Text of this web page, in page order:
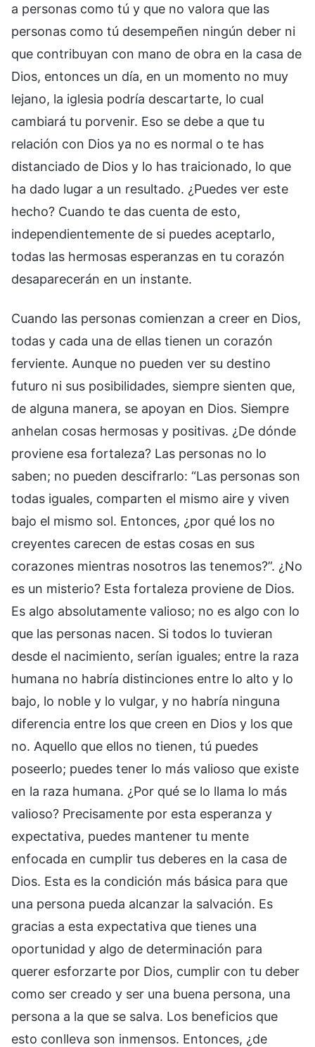
a personas como tú y que no valora que las
personas como tú desempeñen ningún deber ni
que contribuyan con mano de obra en la casa de
Dios, entonces un día, en un momento no muy
lejano, la iglesia podría descartarte, lo cual
cambiará tu porvenir. Eso se debe a que tu
relación con Dios ya no es normal o te has
distanciado de Dios y lo has traicionado, lo que
ha dado lugar a un resultado. ¿Puedes ver este
hecho? Cuando te das cuenta de esto,
independientemente de si puedes aceptarlo,
todas las hermosas esperanzas en tu corazón
desaparecerán en un instante.
Cuando las personas comienzan a creer en Dios,
todas y cada una de ellas tienen un corazón
ferviente. Aunque no pueden ver su destino
futuro ni sus posibilidades, siempre sienten que,
de alguna manera, se apoyan en Dios. Siempre
anhelan cosas hermosas y positivas. ¿De dónde
proviene esa fortaleza? Las personas no lo
saben; no pueden descifrarlo: “Las personas son
todas iguales, comparten el mismo aire y viven
bajo el mismo sol. Entonces, ¿por qué los no
creyentes carecen de estas cosas en sus
corazones mientras nosotros las tenemos?”. ¿No
es un misterio? Esta fortaleza proviene de Dios.
Es algo absolutamente valioso; no es algo con lo
que las personas nacen. Si todos lo tuvieran
desde el nacimiento, serían iguales; entre la raza
humana no habría distinciones entre lo alto y lo
bajo, lo noble y lo vulgar, y no habría ninguna
diferencia entre los que creen en Dios y los que
no. Aquello que ellos no tienen, tú puedes
poseerlo; puedes tener lo más valioso que existe
en la raza humana. ¿Por qué se lo llama lo más
valioso? Precisamente por esta esperanza y
expectativa, puedes mantener tu mente
enfocada en cumplir tus deberes en la casa de
Dios. Esta es la condición más básica para que
una persona pueda alcanzar la salvación. Es
gracias a esta expectativa que tienes una
oportunidad y algo de determinación para
querer esforzarte por Dios, cumplir con tu deber
como ser creado y ser una buena persona, una
persona a la que se salva. Los beneficios que
esto conlleva son inmensos. Entonces, ¿de